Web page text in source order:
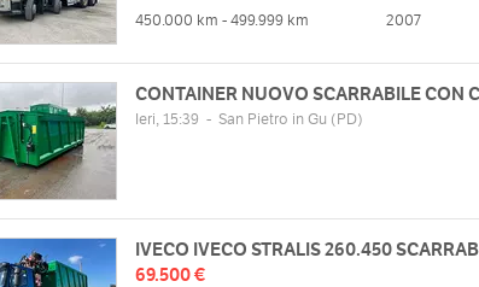
450.000 km - 499.999 km
2007
CONTAINER NUOVO SCARRABILE CON
Ieri, 15:39 - San Pietro in Gu (PD)
IVECO IVECO STRALIS 260.450
69.500 €